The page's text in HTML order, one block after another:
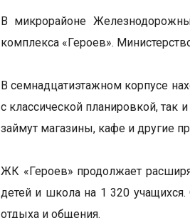
В микрорайоне
комплекса «Героев».
В семнадцатиэтажном корпусе
с классической планировкой,
займут магазины, кафе и другие
ЖК «Героев» продолжает
детей и школа на 1 320
отдыха и общения.